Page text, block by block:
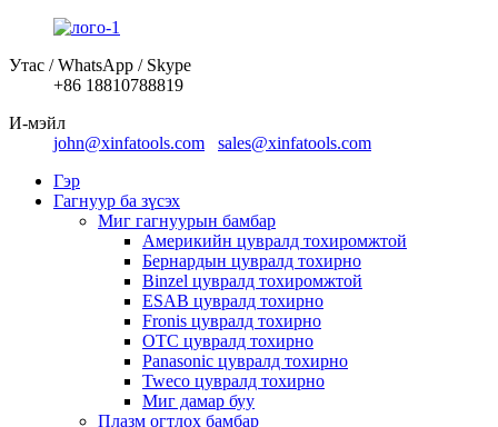
Утас / WhatsApp / Skype
+86 18810788819
И-мэйл
john@xinfatools.com
sales@xinfatools.com
Гэр
Гагнуур ба зүсэх
Миг гагнуурын бамбар
Америкийн цувралд тохиромжтой
Бернардын цувралд тохирно
Binzel цувралд тохиромжтой
ESAB цувралд тохирно
Fronis цувралд тохирно
OTC цувралд тохирно
Panasonic цувралд тохирно
Tweco цувралд тохирно
Миг дамар буу
Плазм огтлох бамбар